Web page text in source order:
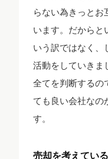
らない為きっとお
います。だからと
いう訳ではなく、
活動をしていきま
全てを判断するの
ても良い会社なの
す。
売却を考えてい